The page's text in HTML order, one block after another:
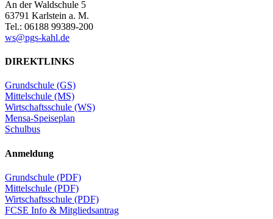
An der Waldschule 5
63791 Karlstein a. M.
Tel.: 06188 99389-200
ws@pgs-kahl.de
DIREKTLINKS
Grundschule (GS)
Mittelschule (MS)
Wirtschaftsschule (WS)
Mensa-Speiseplan
Schulbus
Anmeldung
Grundschule (PDF)
Mittelschule (PDF)
Wirtschaftsschule (PDF)
FCSE Info & Mitgliedsantrag